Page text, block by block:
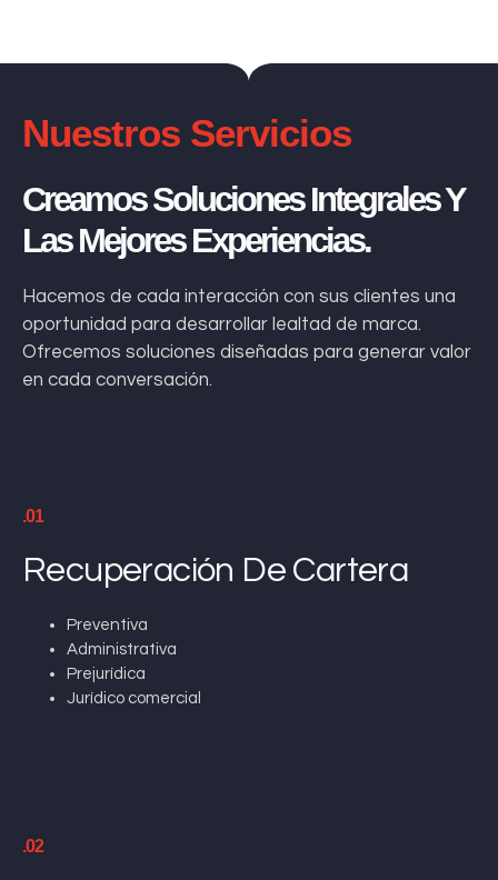
Nuestros Servicios
Creamos Soluciones Integrales Y
Las Mejores Experiencias.
Hacemos de cada interacción con sus clientes una
oportunidad para desarrollar lealtad de marca.
Ofrecemos soluciones diseñadas para generar valor
en cada conversación.
.01
Recuperación De Cartera
Preventiva
Administrativa
Prejurídica
Jurídico comercial
.02